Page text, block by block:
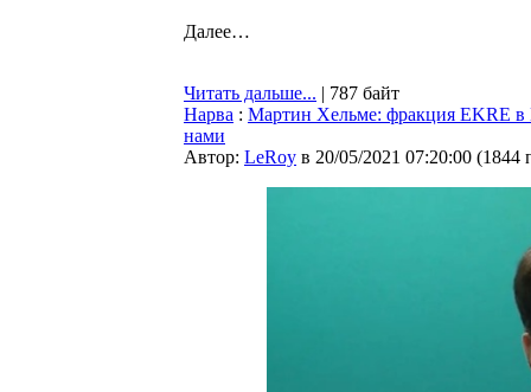
Далее…
Читать дальше... | 787 байт
Нарва : Мартин Хельме: фракция EKRE в
нами
Автор: LeRoy в 20/05/2021 07:20:00 (1844